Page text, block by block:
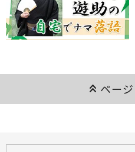
keyboard_double_arrow_up ペー